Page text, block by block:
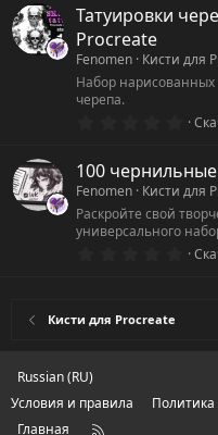
0
з
ё
з
д
Татуировки
Procreate
Fenomen Кисти для
Набор
черепа.
0
0
з
в
ё
з
100
Fenomen Кисти для
Раскройте свой
универсального
0
Кисти для Procreate
Russian (RU)
Условия и правила
Главная
R